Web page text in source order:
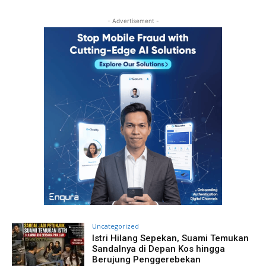
- Advertisement -
Uncategorized
Istri Hilang Sepekan, Suami Temukan
Sandalnya di Depan Kos hingga
Berujung Penggerebekan